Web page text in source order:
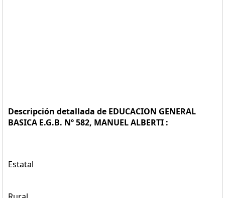
Descripción detallada de EDUCACION GENERAL
BASICA E.G.B. Nº 582, MANUEL ALBERTI :
Estatal